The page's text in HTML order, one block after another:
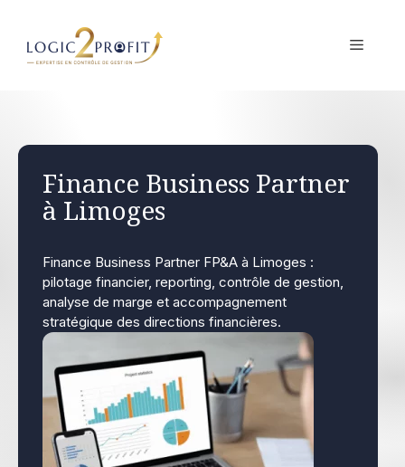
contenu
MENU
Finance Business Partner
à Limoges
Finance Business Partner FP&A à Limoges :
pilotage financier, reporting, contrôle de gestion,
analyse de marge et accompagnement
stratégique des directions financières.